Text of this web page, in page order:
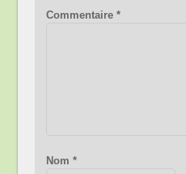
Commentaire*
Nom*